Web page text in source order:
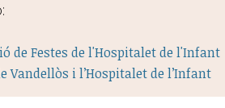
de Festes de l'Hospitalet de l'Infant
Vandellòs i l’Hospitalet de l’Infant